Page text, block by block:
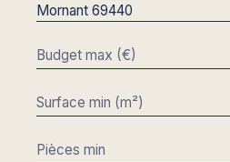
Mornant 69440
Budget max (€)
Surface min (m²)
Pièces min